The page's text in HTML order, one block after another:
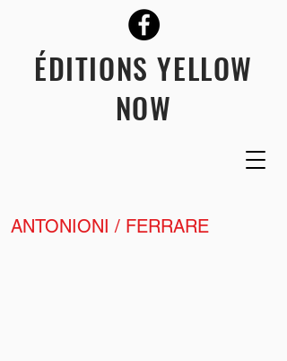
ÉDITIONS YELLOW
NOW
ANTONIONI / FERRARE